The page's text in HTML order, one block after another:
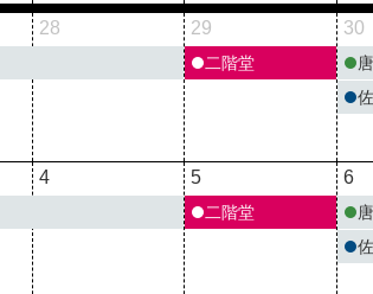
28 29
二階堂
30
4 5
二階堂
6